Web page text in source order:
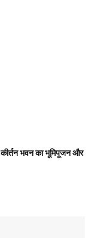
कीर्तन भवन का भूमिपूजन और